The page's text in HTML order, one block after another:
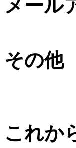
メール
な
その他
これか